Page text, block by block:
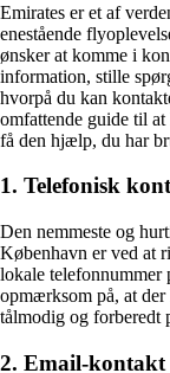
Emirates er et af
enestående
ønsker at komme i
information, stille
hvorpå du kan
omfattende guide til
få den hjælp, du har
1. Telefonisk
Den nemmeste og
København er ved at
lokale
opmærksom på, at
tålmodig og forberedt
2. Email-kontakt